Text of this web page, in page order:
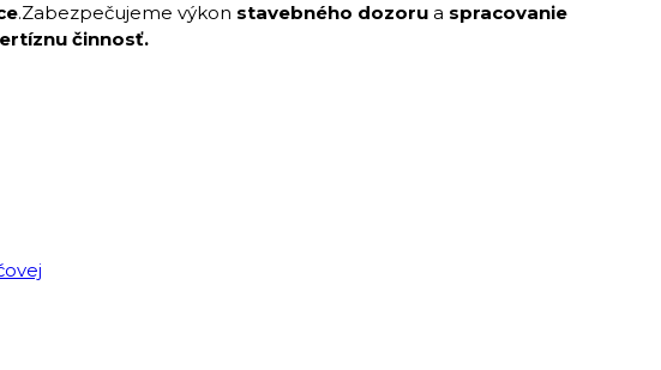
.Zabezpečujeme výkon stavebného dozoru a spracovanie
činnosť.